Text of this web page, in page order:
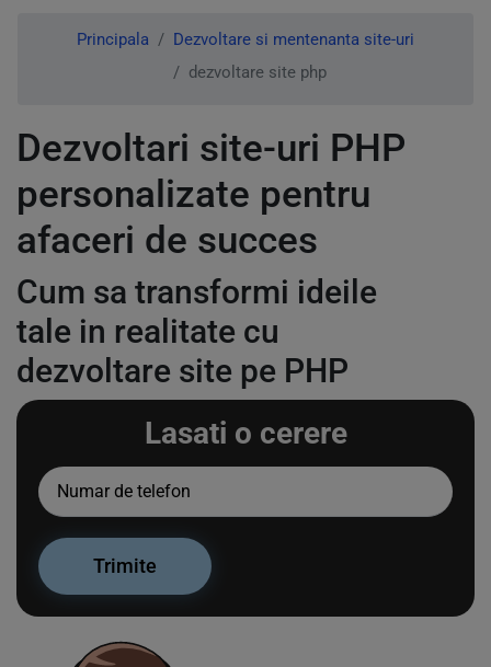
Principala
Dezvoltare si mentenanta site-uri
dezvoltare site php
Dezvoltari site-uri PHP
personalizate pentru
afaceri de succes
Cum sa transformi ideile
tale in realitate cu
dezvoltare site pe PHP
Lasati o cerere